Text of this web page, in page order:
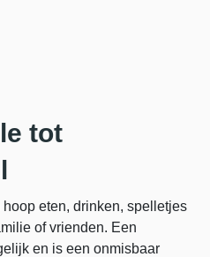
tot
eten, drinken, spelletjes
of vrienden. Een
en is een onmisbaar